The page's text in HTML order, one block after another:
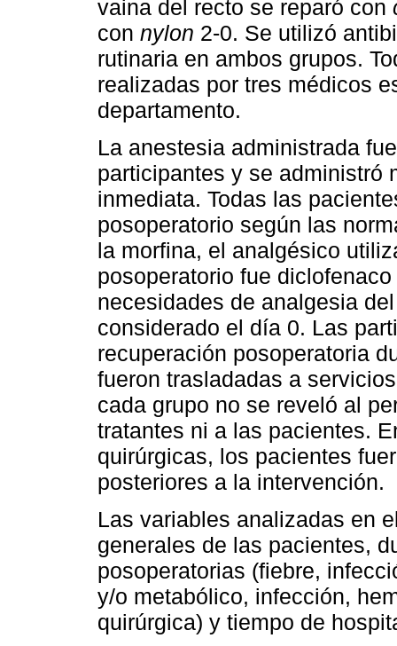
vaina del recto se reparó con
con nylon 2-0. Se utilizó
rutinaria en ambos grupos.
realizadas por tres médicos
departamento.
La anestesia administrada
participantes y se administró
inmediata. Todas las
posoperatorio según las
la morfina, el analgésico
posoperatorio fue
necesidades de analgesia
considerado el día 0. Las
recuperación posoperatoria
fueron trasladadas a
cada grupo no se reveló al
tratantes ni a las pacientes.
quirúrgicas, los pacientes
posteriores a la intervención.
Las variables analizadas en
generales de las pacientes,
posoperatorias (fiebre,
y/o metabólico, infección,
quirúrgica) y tiempo de